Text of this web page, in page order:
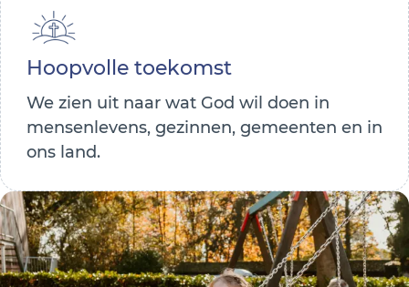
Hoopvolle toekomst
We zien uit naar wat God wil doen in
mensenlevens, gezinnen, gemeenten en in
ons land.